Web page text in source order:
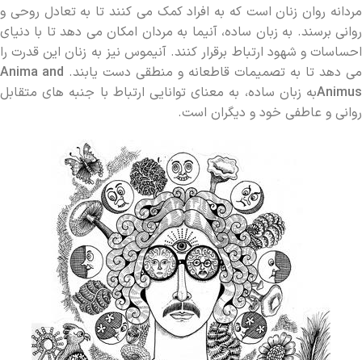
مردانه روان زنان است که به افراد کمک می ‌کنند تا به تعادل روحی و
روانی برسند. به زبان ساده، آنیما به مردان امکان می ‌دهد تا با دنیای
احساسات و شهود ارتباط برقرار کنند. آنیموس نیز به زنان این قدرت را
می ‌دهد تا به تصمیمات قاطعانه و منطقی دست یابند. Anima and
Animusبه زبان ساده، به معنای توانایی ارتباط با جنبه‌ های متقابل
روانی و عاطفی خود و دیگران است.